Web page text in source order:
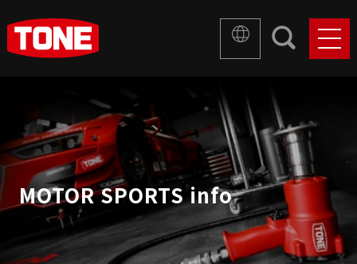
MOTOR SPORTS info